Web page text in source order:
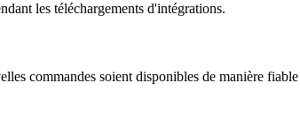
les téléchargements d'intégrations.
commandes soient disponibles de manière fiable